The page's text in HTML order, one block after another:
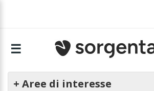
☰
+ Aree di interesse